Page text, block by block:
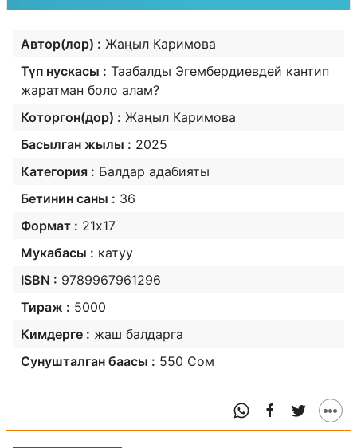
Автор(лор) : Жаңыл Каримова
Түп нускасы : Таабалды Эгембердиевдей кантип
жаратман боло алам?
Которгон(дор) : Жаңыл Каримова
Басылган жылы : 2025
Категория : Балдар адабияты
Бетинин саны : 36
Формат : 21х17
Мукабасы : катуу
ISBN : 9789967961296
Тираж : 5000
Кимдерге : жаш балдарга
Сунушталган баасы : 550 Сом